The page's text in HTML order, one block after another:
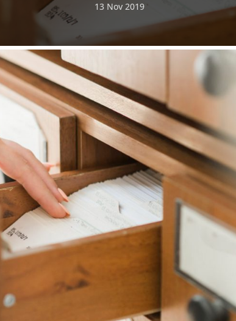
13 Nov 2019